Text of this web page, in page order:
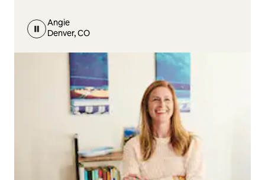
Angie
Denver, CO